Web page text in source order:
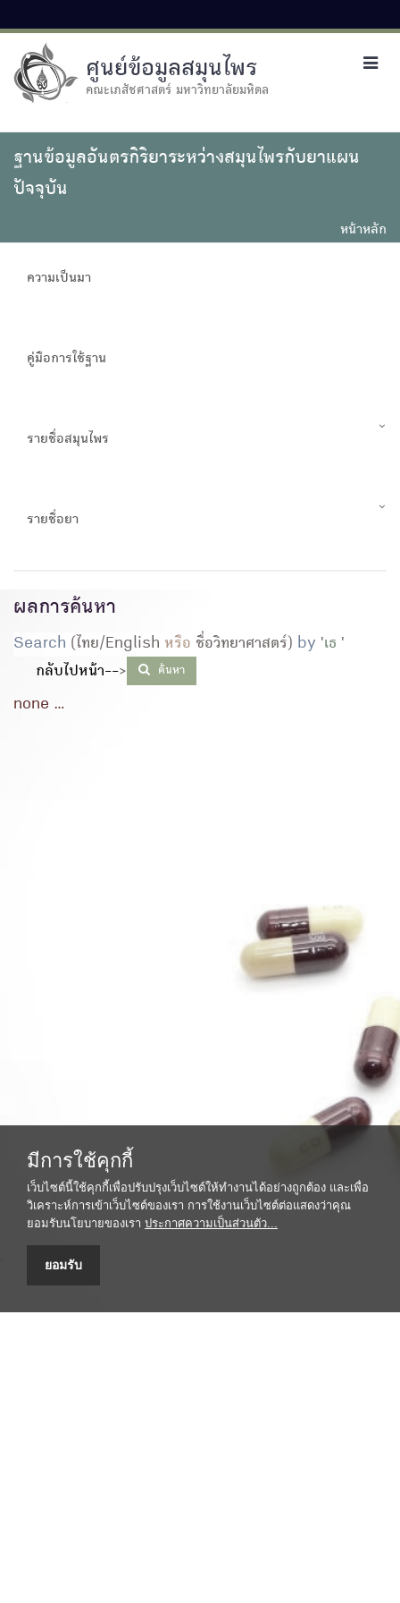
ศูนย์ข้อมูลสมุนไพร
คณะเภสัชศาสตร์ มหาวิทยาลัยมหิดล
ฐานข้อมูลอันตรกิริยาระหว่างสมุนไพรกับยาแผน
ปัจจุบัน
หน้าหลัก
ความเป็นมา
คู่มือการใช้ฐาน
รายชื่อสมุนไพร
รายชื่อยา
ผลการค้นหา
Search (ไทย/English หรือ ชื่อวิทยาศาสตร์) by 'เธ '
กลับไปหน้า--> ค้นหา
none ...
มีการใช้คุกกี้
เว็บไซต์นี้ใช้คุกกี้เพื่อปรับปรุงเว็บไซต์ให้ทำงานได้อย่างถูกต้อง และเพื่อ
วิเคราะห์การเข้าเว็บไซต์ของเรา การใช้งานเว็บไซต์ต่อแสดงว่าคุณ
ยอมรับนโยบายของเรา ประกาศความเป็นส่วนตัว...
ยอมรับ